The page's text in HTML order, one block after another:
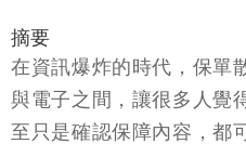
摘要
在資訊爆炸的時代，保單
與電子之間，讓很多人覺
至只是確認保障內容，都